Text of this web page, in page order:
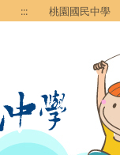
::: 桃園國民中學